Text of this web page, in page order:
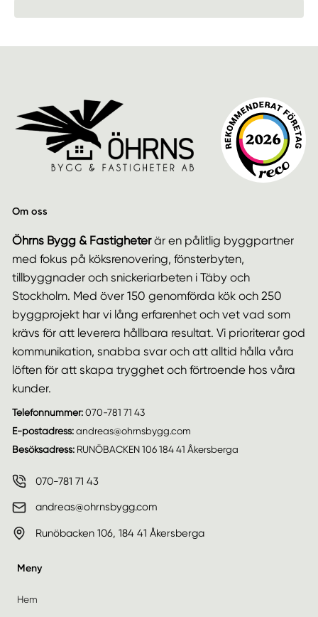
Om oss
Öhrns Bygg & Fastigheterär en pålitlig byggpartner
med fokus på köksrenovering, fönsterbyten,
tillbyggnader och snickeriarbeten i Täby och
Stockholm. Med över 150 genomförda kök och 250
byggprojekt har vi lång erfarenhet och vet vad som
krävs för att leverera hållbara resultat. Vi prioriterar god
kommunikation, snabba svar och att alltid hålla våra
löften för att skapa trygghet och förtroende hos våra
kunder.
Telefonnummer:070-781 71 43
E-postadress:andreas@ohrnsbygg.com
Besöksadress: RUNÖBACKEN 106 184 41 Åkersberga
070-781 71 43
andreas@ohrnsbygg.com
Runöbacken 106, 184 41 Åkersberga
Meny
Hem